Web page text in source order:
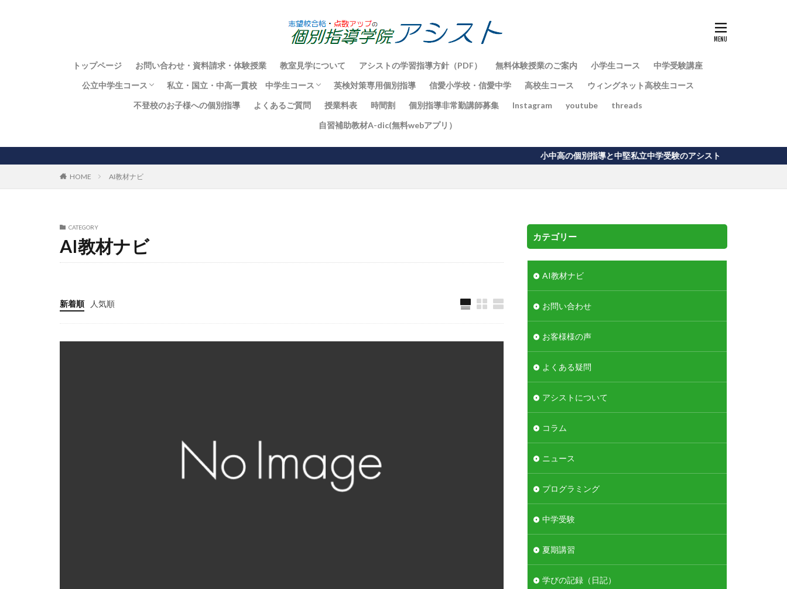
トップページ お問い合わせ・資料請求・体験授業 教室見学について アシストの学習指導方針（PDF） 無料体験授業のご案内 小学生コース
中学受験講座
公立中学生コース
中学生向個別指導コース
私立・国立・中高一貫校 中学生コース
私立・国立中学・中高一貫校コース
常翔学園中の定期テスト対策
同志社香里中の定期テスト
開明中学校の定期テスト対策
大阪国際中の定期テスト対策
英検対策専用個別指導 信愛小学校・信愛中学 高校生コース
ウィングネット高校生コース
不登校のお子様への個別指導
よくあるご質問 授業料表 時間割 個別指導非常勤講師募集 Instagram youtube
threads
自習補助教材A-dic(無料webアプリ）
小中高の個別指導と中堅私立中学受験のアシスト
HOME AI教材ナビ
CATEGORY
AI教材ナビ
新着順 人気順
カテゴリー
AI教材ナビ
お問い合わせ
お客様様の声
よくある疑問
アシストについて
コラム
ニュース
プログラミング
中学受験
夏期講習
学びの記録（日記）